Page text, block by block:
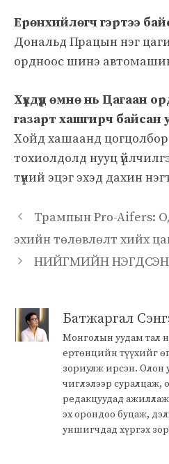
Ерөнхийлөгч гэртээ
Дональд Працын нэг
ордноос шинэ
Хүүхдүүд өмнө нь Цагаан
газарт хашгирч байсан
Хойд хашаанд
тохиолдолд нууц
түүний эцэг эхэд дахин
Трампын Pro-Aifers:
эхийн төлөвлөлт хийх
НИЙГМИЙН
Батжаргал
Монголын уудам тал
ертөнцийн түүхийг
зориулж ирсэн. Олон
чиглэлээр суралцаж,
редакцуудад
эх орондоо буцаж,
уншигчдад хүргэх